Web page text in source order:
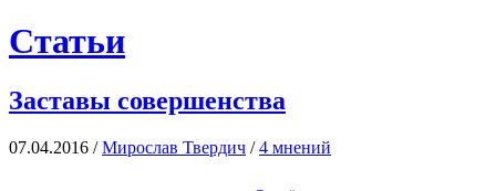
Статьи
Заставы совершенства
07.04.2016 /Мирослав Твердич /4 мнений